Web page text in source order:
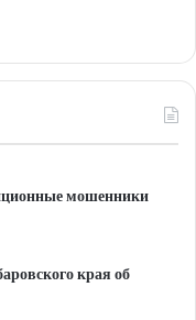
мошенники
края об